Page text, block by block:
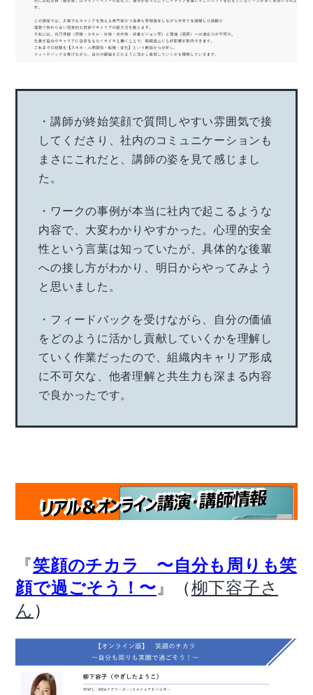
・講師が終始笑顔で質問しやすい雰囲気で接
してくださり、社内のコミュニケーションも
まさにこれだと、講師の姿を見て感じまし
た。
・ワークの事例が本当に社内で起こるような
内容で、大変わかりやすかった。心理的安全
性という言葉は知っていたが、具体的な後輩
への接し方がわかり、明日からやってみよう
と思いました。
・フィードバックを受けながら、自分の価値
をどのように活かし貢献していくかを理解し
ていく作業だったので、組織内キャリア形成
に不可欠な、他者理解と共生力も深まる内容
で良かったです。
『笑顔のチカラ 〜自分も周りも笑
顔で過ごそう！〜 』（柳下容子さ
ん ）